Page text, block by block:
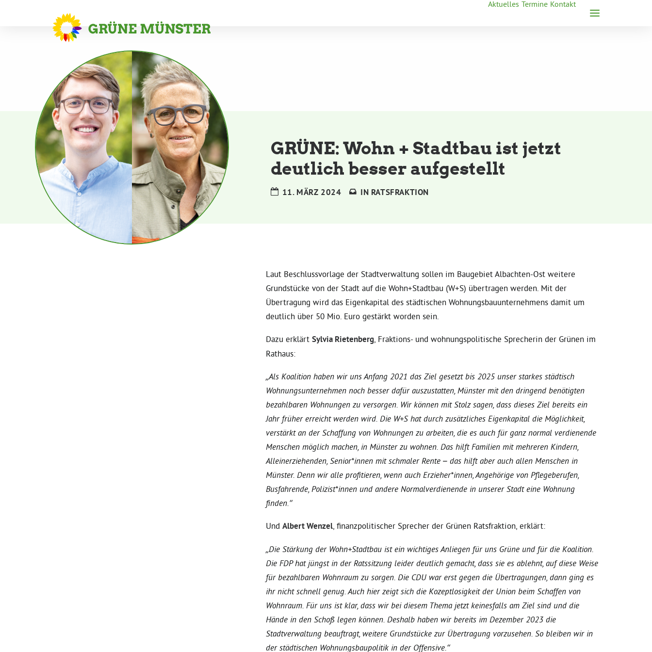
Aktuelles Termine Kontakt
GRÜNE: Wohn + Stadtbau ist jetzt
deutlich besser aufgestellt
11. MÄRZ 2024 IN RATSFRAKTION
Laut Beschlussvorlage der Stadtverwaltung sollen im Baugebiet Albachten-Ost weitere
Grundstücke von der Stadt auf die Wohn+Stadtbau (W+S) übertragen werden. Mit der
Übertragung wird das Eigenkapital des städtischen Wohnungsbauunternehmens damit um
deutlich über 50 Mio. Euro gestärkt worden sein.
Dazu erklärt Sylvia Rietenberg , Fraktions- und wohnungspolitische Sprecherin der Grünen im
Rathaus:
„Als Koalition haben wir uns Anfang 2021 das Ziel gesetzt bis 2025 unser starkes städtisch
Wohnungsunternehmen noch besser dafür auszustatten, Münster mit den dringend benötigten
bezahlbaren Wohnungen zu versorgen. Wir können mit Stolz sagen, dass dieses Ziel bereits ein
Jahr früher erreicht werden wird. Die W+S hat durch zusätzliches Eigenkapital die Möglichkeit,
verstärkt an der Schaffung von Wohnungen zu arbeiten, die es auch für ganz normal verdienende
Menschen möglich machen, in Münster zu wohnen. Das hilft Familien mit mehreren Kindern,
Alleinerziehenden, Senior*innen mit schmaler Rente – das hilft aber auch allen Menschen in
Münster. Denn wir alle profitieren, wenn auch Erzieher*innen, Angehörige von Pflegeberufen,
Busfahrende, Polizist*innen und andere Normalverdienende in unserer Stadt eine Wohnung
finden.“
Und Albert Wenzel , finanzpolitischer Sprecher der Grünen Ratsfraktion, erklärt:
„Die Stärkung der Wohn+Stadtbau ist ein wichtiges Anliegen für uns Grüne und für die Koalition.
Die FDP hat jüngst in der Ratssitzung leider deutlich gemacht, dass sie es ablehnt, auf diese Weise
für bezahlbaren Wohnraum zu sorgen. Die CDU war erst gegen die Übertragungen, dann ging es
ihr nicht schnell genug. Auch hier zeigt sich die Kozeptlosigkeit der Union beim Schaffen von
Wohnraum. Für uns ist klar, dass wir bei diesem Thema jetzt keinesfalls am Ziel sind und die
Hände in den Schoß legen können. Deshalb haben wir bereits im Dezember 2023 die
Stadtverwaltung beauftragt, weitere Grundstücke zur Übertragung vorzusehen. So bleiben wir in
der städtischen Wohnungsbaupolitik in der Offensive.“